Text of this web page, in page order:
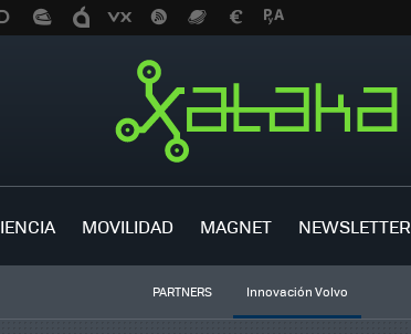
MOVILIDAD MAGNET NEWSLETTER
PARTNERS Innovación Volvo